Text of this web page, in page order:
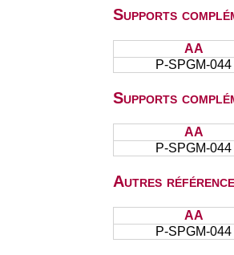
Supports
AA
P-SPGM-044
Supports
AA
P-SPGM-044
Autres
AA
P-SPGM-044